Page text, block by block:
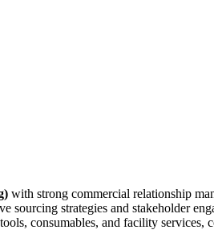
with strong commercial relationship
sourcing strategies and stakeholder
consumables, and facility